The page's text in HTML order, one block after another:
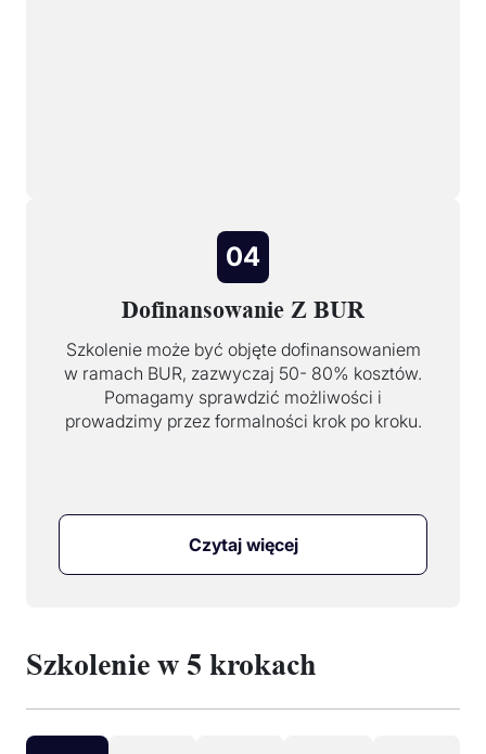
04
Dofinansowanie Z BUR
Szkolenie może być objęte dofinansowaniem
w ramach BUR, zazwyczaj 50- 80% kosztów.
Pomagamy sprawdzić możliwości i
prowadzimy przez formalności krok po kroku.
Czytaj więcej
Szkolenie w 5 krokach